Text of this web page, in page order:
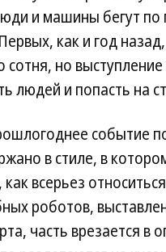
и машины бегут
как и год
сотня, но
людей и попасть на
событие
в стиле, в
всерьез
роботов,
часть врезается